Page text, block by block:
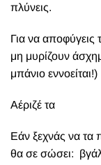
πλύνεις.
Για να αποφύγεις
μη μυρίζουν
μπάνιο εννοείται!)
Αέριζέ τα
Εάν ξεχνάς να τα
θα σε σώσει: